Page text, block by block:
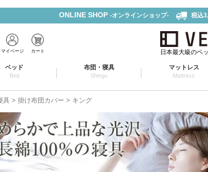
ONLINE SHOP -オンラインショップ- 税込
マイページ カート 日本最大級のベ
ベッド
Bed
布団・寝具
Shingu
マットレス
Mattress
具 掛け布団カバー キング